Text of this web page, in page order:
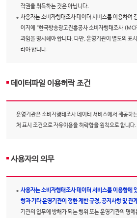
작권을 취득하는 것은 아닙니다.
사용자는 소비자행태조사 데이터 서비스를 이용하여
이지에 “한국방송광고진흥공사 소비자행태조사
과임을 명시해야 합니다. 다만, 운영기관이 별도의 표
라야 합니다.
데이터파일 이용허락 조건
운영기관은 소비자행태조사 데이터 서비스에서 제공하
처 표시 조건으로 자유이용을 허락함을 원칙으로 합니다.
사용자의 의무
사용자는 소비자행태조사 데이터 서비스를 이용함에
항과 기타 운영기관이 정한 제반 규정, 공지사항 및 관
기관의 업무에 방해가 되는 행위 또는 운영기관의 명